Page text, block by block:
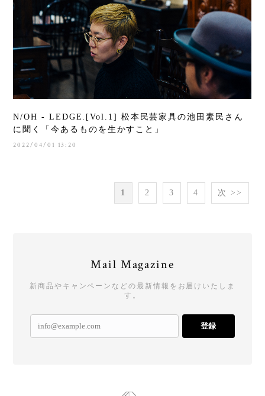
N/OH - LEDGE.[Vol.1] 松本民芸家具の池田素民さん
に聞く「今あるものを生かすこと」
2022/04/01 13:20
1 2 3 4 次 >>
Mail Magazine
新商品やキャンペーンなどの最新情報をお届けいたしま
す。
登録